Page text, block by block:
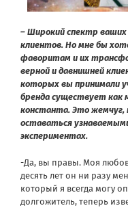
– Широкий спектр ваших
клиентов. Но мне бы
фаворитам и их
верной и давнишней
которых вы принимали
бренда существует как
константа. Это
оставаться
экспериментах.
-Да, вы правы. Моя
десять лет он ни разу
который я всегда могу
долгожитель, теперь